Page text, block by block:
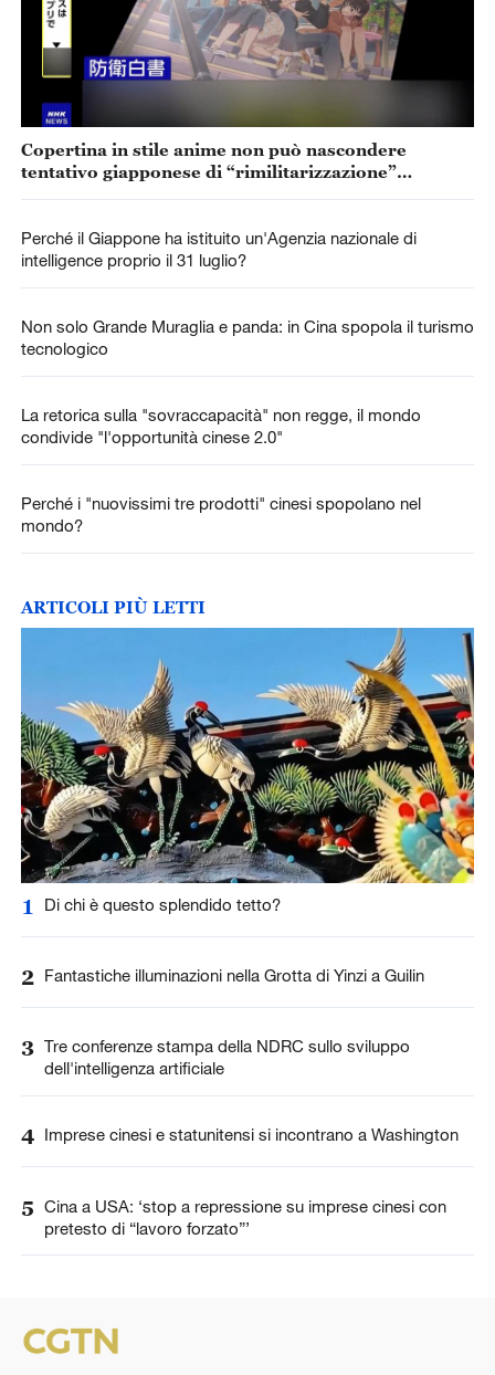
Copertina in stile anime non può nascondere
tentativo giapponese di “rimilitarizzazione”
Perché il Giappone ha istituito un'Agenzia nazionale di
intelligence proprio il 31 luglio?
Non solo Grande Muraglia e panda: in Cina spopola il turismo
tecnologico
La retorica sulla "sovraccapacità" non regge, il mondo
condivide "l'opportunità cinese 2.0"
Perché i "nuovissimi tre prodotti" cinesi spopolano nel
mondo?
ARTICOLI PIÙ LETTI
1 Di chi è questo splendido tetto?
2 Fantastiche illuminazioni nella Grotta di Yinzi a Guilin
3 Tre conferenze stampa della NDRC sullo sviluppo
dell'intelligenza artificiale
4 Imprese cinesi e statunitensi si incontrano a Washington
5 Cina a USA: ‘stop a repressione su imprese cinesi con
pretesto di “lavoro forzato”’